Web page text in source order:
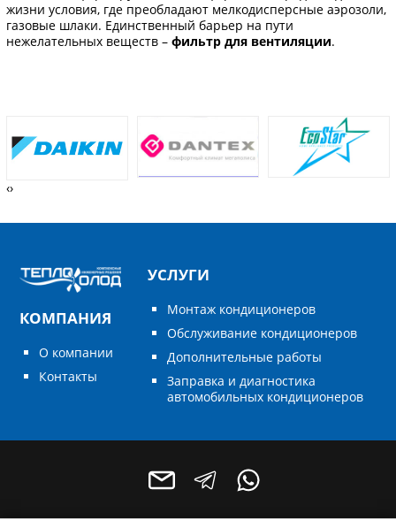
жизни условия, где преобладают мелкодисперсные аэрозоли,
газовые шлаки. Единственный барьер на пути
нежелательных веществ – фильтр для вентиляции.
‹›
КОМПАНИЯ
О компании
Контакты
УСЛУГИ
Монтаж кондиционеров
Обслуживание кондиционеров
Дополнительные работы
Заправка и диагностика
автомобильных кондиционеров